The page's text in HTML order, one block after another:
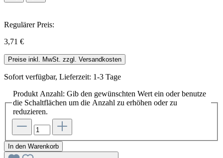
Regulärer Preis:
3,71 €
Preise inkl. MwSt. zzgl. Versandkosten
Sofort verfügbar, Lieferzeit: 1-3 Tage
Produkt Anzahl: Gib den gewünschten Wert ein oder benutze
die Schaltflächen um die Anzahl zu erhöhen oder zu
reduzieren.
In den Warenkorb